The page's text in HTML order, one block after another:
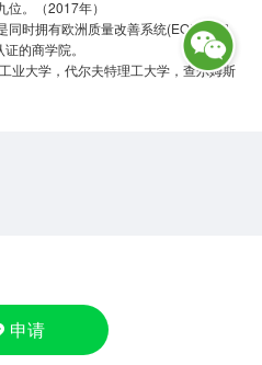
。（2017年）
同时拥有欧洲质量改善系统(EQUIS)和
的商学院。
业大学，代尔夫特理工大学，查尔姆斯
申请